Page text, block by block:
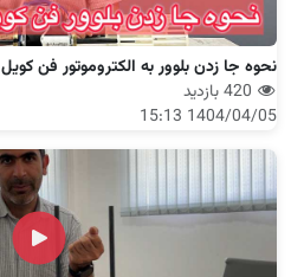
نحوه جا زدن بلوور به الکتروموتور فن کویل
1404/04/05 15:13